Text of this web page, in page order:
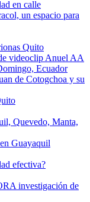
en calle
un espacio para
Quito
videoclip Anuel AA
Ecuador
de Cotogchoa y su
Quevedo, Manta,
Guayaquil
efectiva?
investigación de